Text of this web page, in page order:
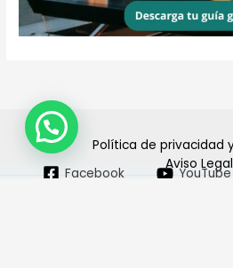
Política de privacidad
Aviso Legal
Facebook YouTube